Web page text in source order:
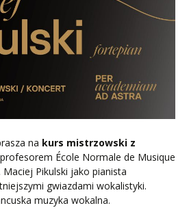
na kurs mistrzowski z
École Normale de Musique
Maciej Pikulski jako pianista
gwiazdami wokalistyki.
muzyka wokalna.